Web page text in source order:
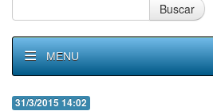
Buscar
MENU
31/3/2015 14:02